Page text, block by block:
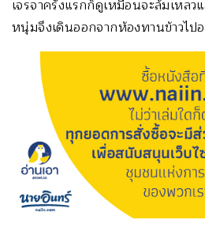
เจรจาครั้งแรกก็ดูเหมือนจะล้มเหลว
หนุ่มจึงเดินออกจากห้องทานข้าวไปอ